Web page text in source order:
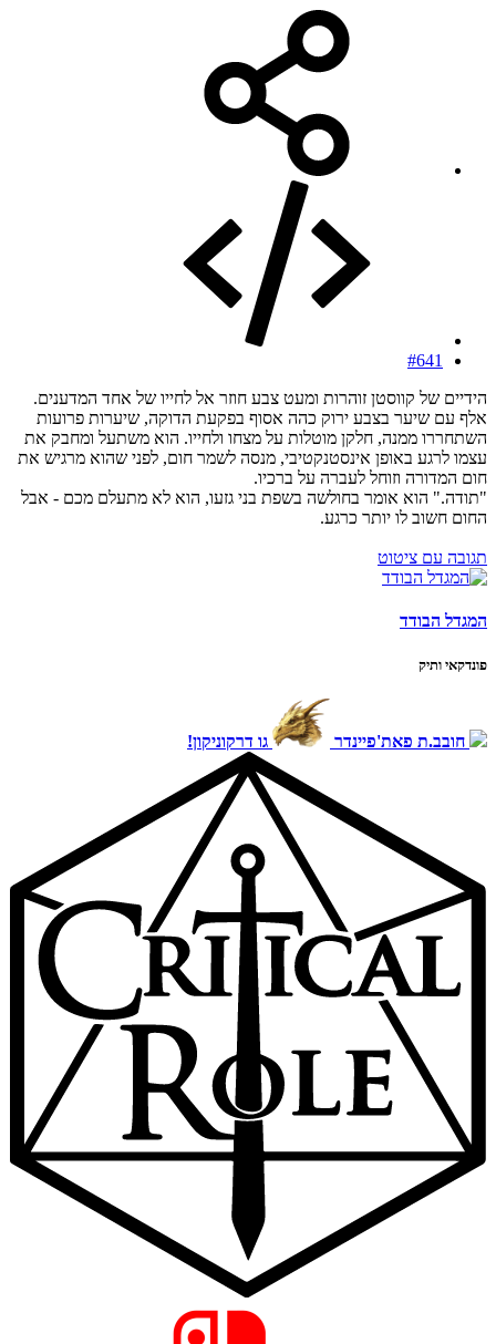
#641
הידיים של קווסטן זוהרות ומעט צבע חוזר אל לחייו של אחד המדענים.
אלף עם שיער בצבע ירוק כהה אסוף בפקעת הדוקה, שיערות פרועות
השתחררו ממנה, חלקן מוטלות על מצחו ולחייו. הוא משתעל ומחבק את
עצמו לרגע באופן אינסטנקטיבי, מנסה לשמר חום, לפני שהוא מרגיש את
חום המדורה וזוחל לעברה על ברכיו.
"תודה." הוא אומר בחולשה בשפת בני גזעו, הוא לא מתעלם מכם - אבל
החום חשוב לו יותר כרגע.
תגובה עם ציטוט
המגדל הבודד
פונדקאי ותיק
חובב.ת פאת'פיינדר גו דרקוניקון!